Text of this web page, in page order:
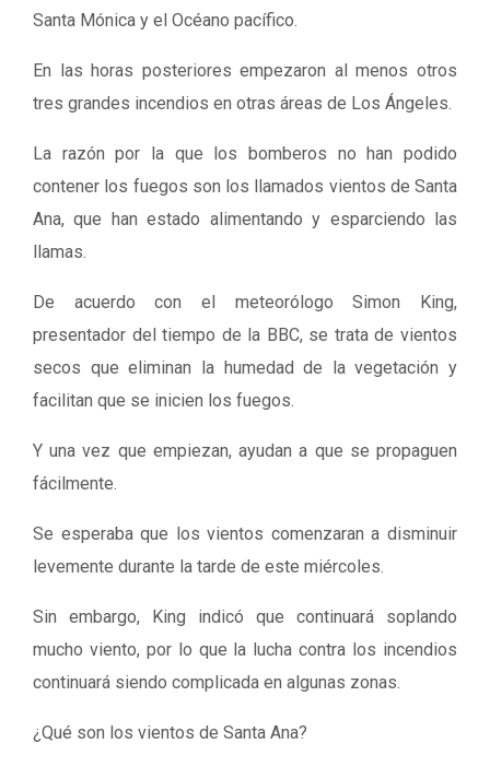
Santa Mónica y el Océano pacífico.
En las horas posteriores empezaron al menos otros
tres grandes incendios en otras áreas de Los Ángeles.
La razón por la que los bomberos no han podido
contener los fuegos son los llamados vientos de Santa
Ana, que han estado alimentando y esparciendo las
llamas.
De acuerdo con el meteorólogo Simon King,
presentador del tiempo de la BBC, se trata de vientos
secos que eliminan la humedad de la vegetación y
facilitan que se inicien los fuegos.
Y una vez que empiezan, ayudan a que se propaguen
fácilmente.
Se esperaba que los vientos comenzaran a disminuir
levemente durante la tarde de este miércoles.
Sin embargo, King indicó que continuará soplando
mucho viento, por lo que la lucha contra los incendios
continuará siendo complicada en algunas zonas.
¿Qué son los vientos de Santa Ana?